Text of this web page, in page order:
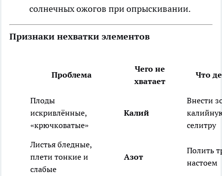
солнечных ожогов при опрыскивании.
Признаки нехватки элементов
Проблема
Чего не
хватает
Что
Плоды
искривлённые,
«крючковатые»
Калий
Внести
селитру
Листья бледные,
плети тонкие и
слабые
Азот
Полить
настоем